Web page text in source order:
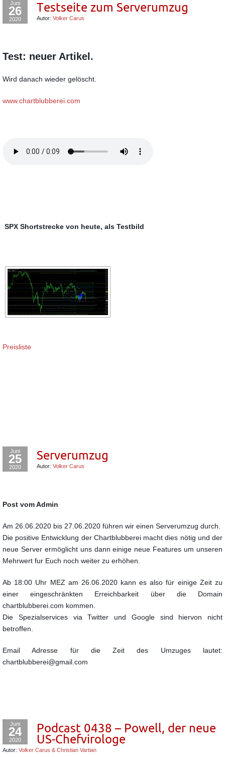
Juni
26
2020
Testseite zum Serverumzug
Autor: Volker Carus
Test: neuer Artikel.
Wird danach wieder gelöscht.
www.chartblubberei.com
SPX Shortstrecke von heute, als Testbild
Preisliste
Juni
25
2020
Serverumzug
Autor: Volker Carus
Post vom Admin
Am 26.06.2020 bis 27.06.2020 führen wir einen Serverumzug durch.
Die positive Entwicklung der Chartblubberei macht dies nötig und der
neue Server ermöglicht uns dann einige neue Features um unseren
Mehrwert fur Euch noch weiter zu erhöhen.
Ab 18:00 Uhr MEZ am 26.06.2020 kann es also für einige Zeit zu
einer eingeschränkten Erreichbarkeit über die Domain
chartblubberei.com kommen.
Die Spezialservices via Twitter und Google sind hiervon nicht
betroffen.
Email Adresse für die Zeit des Umzuges lautet:
chartblubberei@gmail.com
Juni
24
2020
Podcast 0438 – Powell, der neue
US-Chefvirologe
Autor: Volker Carus & Christian Vartian